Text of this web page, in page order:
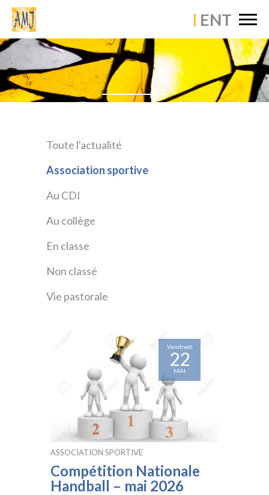
Skip
content
×
ÉTABLISSEMENT
VIE PASTORALE
VIE PÉDAGOGIQUE
VIE SCOLAIRE
ACTUALITÉS
CONTACT
Toute l'actualité
Association sportive
Au CDI
Au collège
En classe
Non classé
Vie pastorale
Vendredi
22
MAI
ASSOCIATION SPORTIVE
Compétition Nationale
Handball – mai 2026